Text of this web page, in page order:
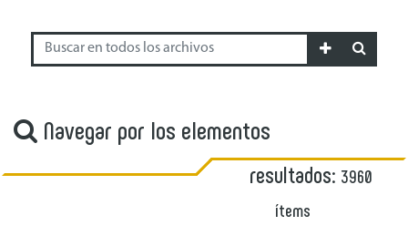
Navegar por los elementos
resultados: 3960
ítems